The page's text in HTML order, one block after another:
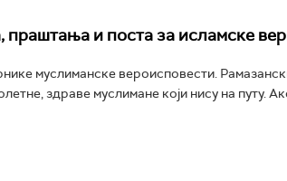
и поста за исламске
муслиманске вероисповести.
здраве муслимане који нису на путу.